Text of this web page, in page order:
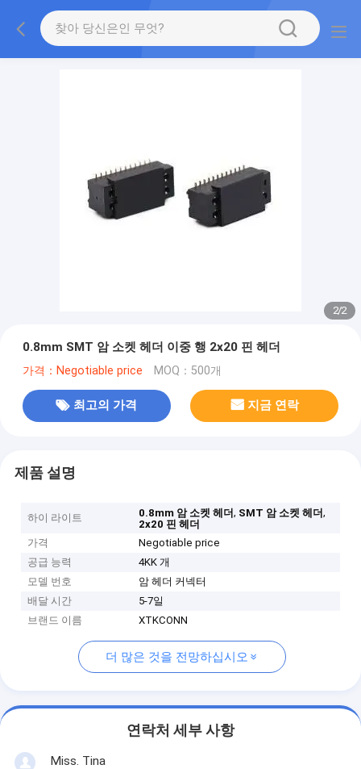
2/2
0.8mm SMT 암 소켓 헤더 이중 행 2x20 핀 헤더
가격：Negotiable price MOQ：500개
최고의 가격 지금 연락
제품 설명
하이 라이트 0.8mm 암 소켓 헤더, SMT 암 소켓 헤더,
2x20 핀 헤더
가격
Negotiable price
공급 능력
4KK 개
모델 번호
암 헤더 커넥터
배달 시간
5-7일
브랜드 이름
XTKCONN
더 많은 것을 전망하십시오
연락처 세부 사항
Miss. Tina